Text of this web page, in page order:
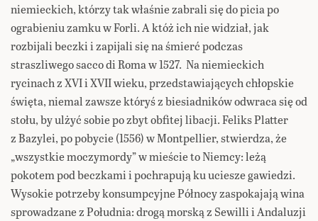
niemieckich, którzy tak właśnie zabrali się do picia po
ograbieniu zamku w Forli. A któż ich nie widział, jak
rozbijali beczki i zapijali się na śmierć podczas
straszliwego sacco di Roma w 1527. Na niemieckich
rycinach z XVI i XVII wieku, przedstawiających chłopskie
święta, niemal zawsze któryś z biesiadników odwraca się od
stołu, by ulżyć sobie po zbyt obfitej libacji. Feliks Platter
z Bazylei, po pobycie (1556) w Montpellier, stwierdza, że
„wszystkie moczymordy” w mieście to Niemcy: leżą
pokotem pod beczkami i pochrapują ku uciesze gawiedzi.
Wysokie potrzeby konsumpcyjne Północy zaspokajają wina
sprowadzane z Południa: drogą morską z Sewilli i Andaluzji